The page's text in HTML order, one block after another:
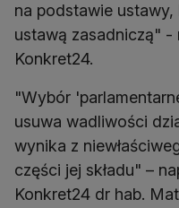
na podstawie
ustawą zasadniczą" -
Konkret24.
"Wybór
usuwa wadliwości
wynika z
części jej składu" –
Konkret24 dr hab.